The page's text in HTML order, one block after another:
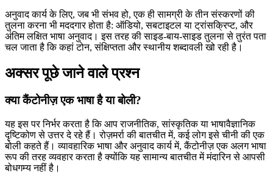
अनुवाद कार्य के लिए, जब भी संभव हो, एक ही सामग्री के तीन संस्करणों की
तुलना करना भी मददगार होता है: ऑडियो, सबटाइटल या ट्रांसक्रिप्ट, और
अंतिम लक्षित भाषा अनुवाद। इस तरह की साइड-बाय-साइड तुलना से तुरंत पता
चल जाता है कि कहां टोन, संक्षिप्तता और स्थानीय शब्दावली खो रही है।
अक्सर पूछे जाने वाले प्रश्न
क्या कैंटोनीज़ एक भाषा है या बोली?
यह इस पर निर्भर करता है कि आप राजनीतिक, सांस्कृतिक या भाषावैज्ञानिक
दृष्टिकोण से उत्तर दे रहे हैं। रोज़मर्रा की बातचीत में, कई लोग इसे चीनी की एक
बोली कहते हैं। व्यावहारिक भाषा और अनुवाद कार्य में, कैंटोनीज़ एक अलग भाषा
रूप की तरह व्यवहार करता है क्योंकि यह सामान्य बातचीत में मंदारिन से आपसी
बोधगम्य नहीं है।